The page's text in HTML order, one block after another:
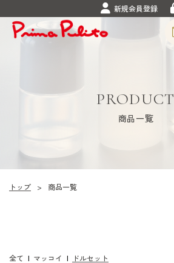
新規会員登録
PRODUCT
商品一覧
トップ > 商品一覧
全て | マッコイ | ドルセット